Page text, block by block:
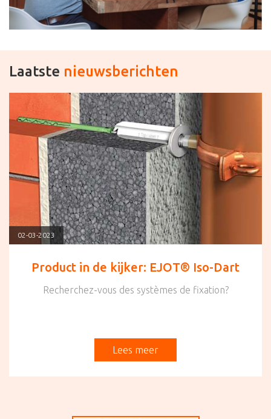
Laatste nieuwsberichten
02-03-2023
Product in de kijker: EJOT® Iso-Dart
Recherchez-vous des systèmes de fixation?
Lees meer